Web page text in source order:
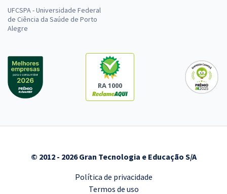
UFCSPA - Universidade Federal
de Ciência da Saúde de Porto
Alegre
RA 1000
© 2012 - 2026 Gran Tecnologia e Educação S/A
Política de privacidade
Termos de uso